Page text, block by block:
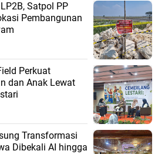
Satpol PP
Pembangunan
Perkuat
dan Anak Lewat
Transformasi
Dibekali AI hingga